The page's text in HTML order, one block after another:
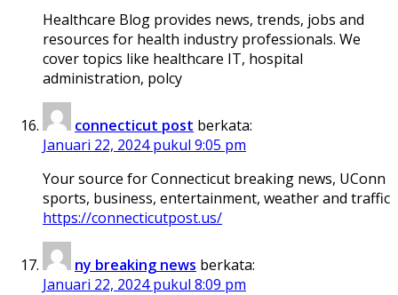
Healthcare Blog provides news, trends, jobs and
resources for health industry professionals. We
cover topics like healthcare IT, hospital
administration, polcy
connecticut post berkata:
Januari 22, 2024 pukul 9:05 pm
Your source for Connecticut breaking news, UConn
sports, business, entertainment, weather and traffic
https://connecticutpost.us/
ny breaking news berkata:
Januari 22, 2024 pukul 8:09 pm